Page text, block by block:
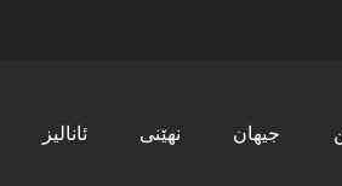
ئانالیز نھێنی جیھان